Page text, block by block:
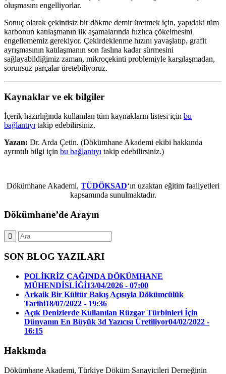
oluşmasını engelliyorlar.
Sonuç olarak çekintisiz bir dökme demir üretmek için, yapıdaki tüm
karbonun katılaşmanın ilk aşamalarında hızlıca çökelmesini
engellememiz gerekiyor. Çekirdeklenme hızını yavaşlatıp, grafit
ayrışmasının katılaşmanın son faslına kadar sürmesini
sağlayabildiğimiz zaman, mikroçekinti problemiyle karşılaşmadan,
sorunsuz parçalar üretebiliyoruz.
Kaynaklar ve ek bilgiler
İçerik hazırlığında kullanılan tüm kaynakların listesi için bu
bağlantıyı takip edebilirsiniz.
Yazan: Dr. Arda Çetin. (Dökümhane Akademi ekibi hakkında
ayrıntılı bilgi için bu bağlantıyı takip edebilirsiniz.)
Dökümhane Akademi, TÜDÖKSAD‘ın uzaktan eğitim faaliyetleri
kapsamında sunulmaktadır.
Dökümhane’de Arayın
SON BLOG YAZILARI
POLİKRİZ ÇAĞINDA DÖKÜMHANE
MÜHENDİSLİĞİ13/04/2026 - 07:00
Arkaik Bir Kültür Bakış Açısıyla Dökümcülük
Tarihi18/07/2022 - 19:36
Açık Denizlerde Kullanılan Rüzgar Türbinleri İçin
Dünyanın En Büyük 3d Yazıcısı Üretiliyor04/02/2022 -
16:15
Hakkında
Dökümhane Akademi, Türkiye Döküm Sanayicileri Derneğinin